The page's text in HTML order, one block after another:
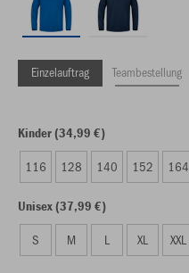
Einzelauftrag Teambestellung
Kinder (34,99 €)
116 128 140 152 164
Unisex (37,99 €)
S M L XL XXL